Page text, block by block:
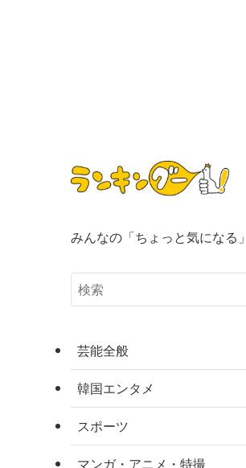
みんなの「ちょっと気になる
芸能全般
韓国エンタメ
スポーツ
マンガ・アニメ・特撮